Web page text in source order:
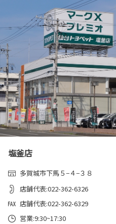
塩釜店
多賀城市下馬５−４−３８
店舗代表:022-362-6326
店舗代表:022-362-6329
営業:9:30~17:30